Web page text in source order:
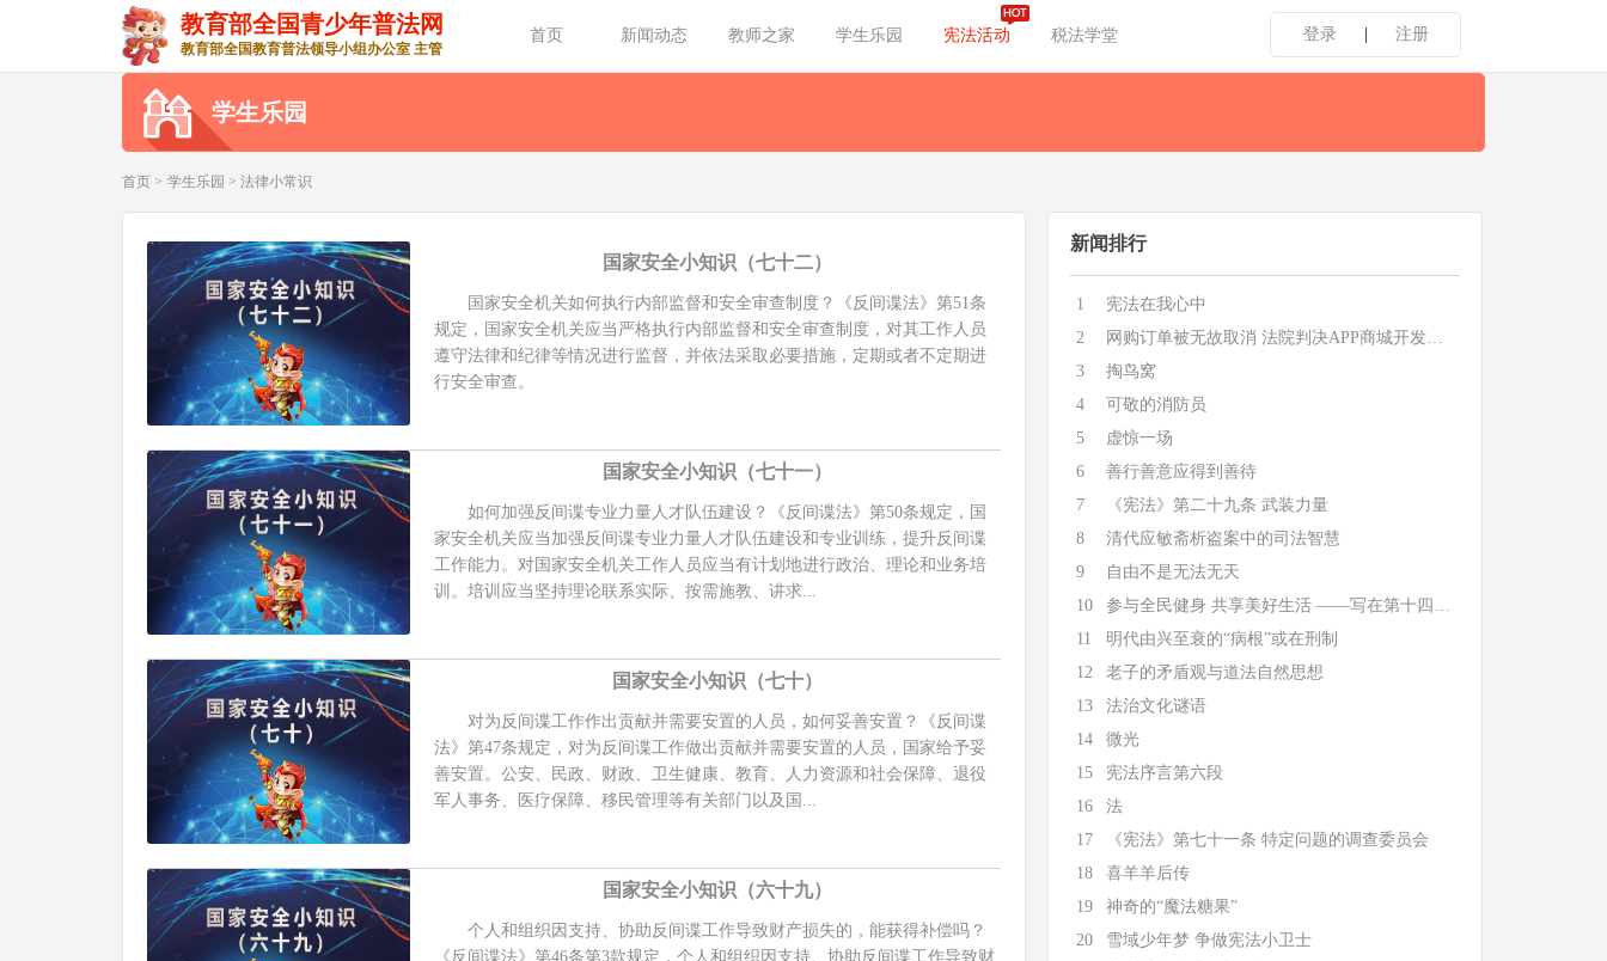
教育部全国青少年普法网
教育部全国教育普法领导小组办公室 主管
首页 新闻动态 教师之家 学生乐园 宪法活动 税法学堂 登录 注册
学生乐园
首页 > 学生乐园 > 法律小常识
国家安全小知识（七十二）
国家安全机关如何执行内部监督和安全审查制度？《反间谍法》第51条
规定，国家安全机关应当严格执行内部监督和安全审查制度，对其工作人员
遵守法律和纪律等情况进行监督，并依法采取必要措施，定期或者不定期进
行安全审查。
国家安全小知识（七十一）
如何加强反间谍专业力量人才队伍建设？《反间谍法》第50条规定，国
家安全机关应当加强反间谍专业力量人才队伍建设和专业训练，提升反间谍
工作能力。对国家安全机关工作人员应当有计划地进行政治、理论和业务培
训。培训应当坚持理论联系实际、按需施教、讲求...
国家安全小知识（七十）
对为反间谍工作作出贡献并需要安置的人员，如何妥善安置？《反间谍
法》第47条规定，对为反间谍工作做出贡献并需要安置的人员，国家给予妥
善安置。公安、民政、财政、卫生健康、教育、人力资源和社会保障、退役
军人事务、医疗保障、移民管理等有关部门以及国...
国家安全小知识（六十九）
个人和组织因支持、协助反间谍工作导致财产损失的，能获得补偿吗？
《反间谍法》第46条第3款规定，个人和组织因支持、协助反间谍工作导致财
新闻排行
1
宪法在我心中
2
网购订单被无故取消 法院判决APP商城开发者担责
3
掏鸟窝
4
可敬的消防员
5
虚惊一场
6
善行善意应得到善待
7
《宪法》第二十九条 武装力量
8
清代应敏斋析盗案中的司法智慧
9
自由不是无法无天
10
参与全民健身 共享美好生活 ——写在第十四个全民
11
明代由兴至衰的“病根”或在刑制
12
老子的矛盾观与道法自然思想
13
法治文化谜语
14
微光
15
宪法序言第六段
16
法
17
《宪法》第七十一条 特定问题的调查委员会
18
喜羊羊后传
19
神奇的“魔法糖果”
20
雪域少年梦 争做宪法小卫士